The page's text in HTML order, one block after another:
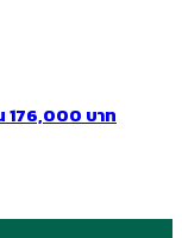
176,000 บาท